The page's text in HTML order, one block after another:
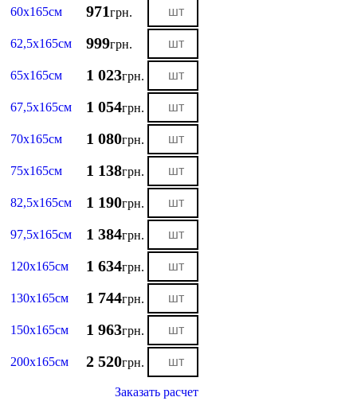
60х165см 971грн.
62,5х165см 999грн.
65х165см 1 023грн.
67,5х165см 1 054грн.
70х165см 1 080грн.
75х165см 1 138грн.
82,5х165см 1 190грн.
97,5х165см 1 384грн.
120х165см 1 634грн.
130х165см 1 744грн.
150х165см 1 963грн.
200х165см 2 520грн.
Заказать расчет